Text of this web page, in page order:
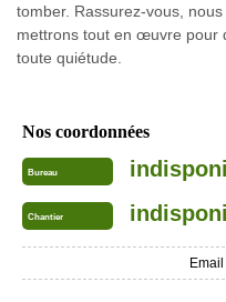
tomber. Rassurez-vous,
mettrons tout en œuvre pour
toute quiétude.
Nos coordonnées
Bureau
Chantier
Email